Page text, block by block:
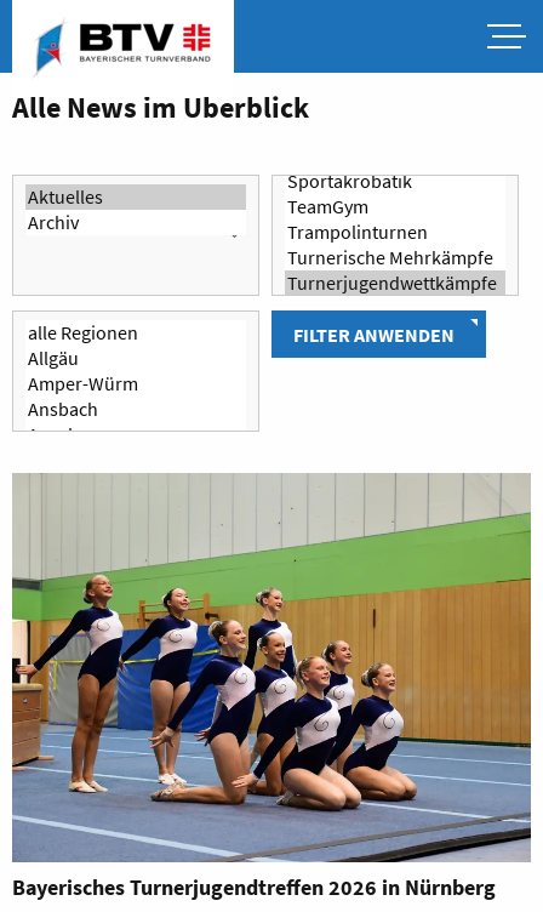
Alle News im Überblick
FILTER ANWENDEN
Bayerisches Turnerjugendtreffen 2026 in Nürnberg